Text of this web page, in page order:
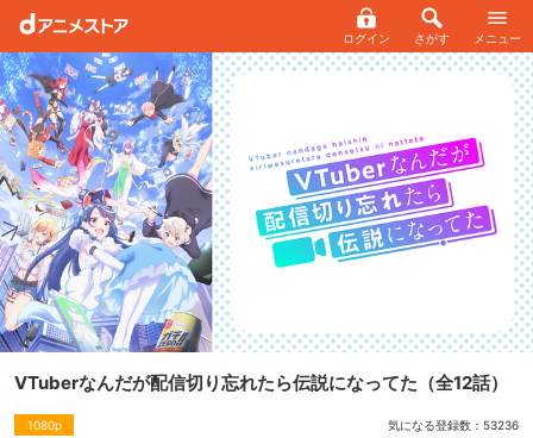
ログイン さがす メニュー
VTuberなんだが配信切り忘れたら伝説になってた （全12話）
1080p 気になる登録数： 53236